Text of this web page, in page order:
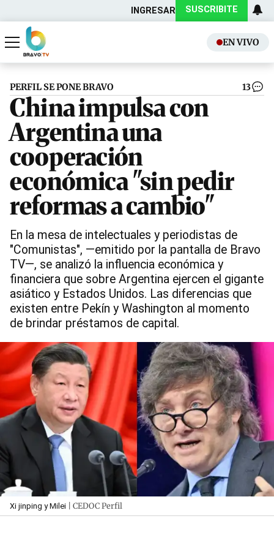
INGRESAR SUSCRIBITE
EN VIVO
Actualidad
Política
PERFIL SE PONE BRAVO 13
China impulsa con
Argentina una
cooperación
económica "sin pedir
reformas a cambio"
En la mesa de intelectuales y periodistas de
"Comunistas", —emitido por la pantalla de Bravo
TV—, se analizó la influencia económica y
financiera que sobre Argentina ejercen el gigante
asiático y Estados Unidos. Las diferencias que
existen entre Pekín y Washington al momento
de brindar préstamos de capital.
Xi jinping y Milei | CEDOC Perfil